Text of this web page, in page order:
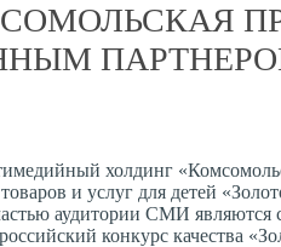
холдинг
и услуг для детей
частью аудитории СМИ
конкурс качества